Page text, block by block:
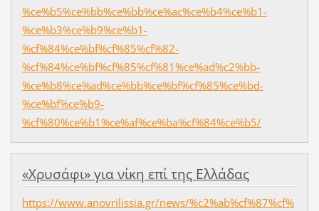
%ce%b5%ce%bb%ce%bb%ce%ac%ce%b4%ce%b1-
%ce%b3%ce%b9%ce%b1-
%cf%84%ce%bf%cf%85%cf%82-
%cf%84%ce%bf%cf%85%cf%81%ce%ad%c2%bb-
%ce%b8%ce%ad%ce%bb%ce%bf%cf%85%ce%bd-
%ce%bf%ce%b9-
%cf%80%ce%b1%ce%af%ce%ba%cf%84%ce%b5/
«Χρυσάφι» για νίκη επί της Ελλάδας
https://www.anovrilissia.gr/news/%c2%ab%cf%87%cf%